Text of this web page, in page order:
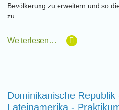
Bevölkerung zu erweitern und so
zu...
Weiterlesen…
Dominikanische
Lateinamerika -